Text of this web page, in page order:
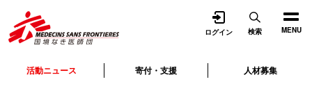
MENU
活動ニュース 寄付・支援 人材募集
ログイン 検索